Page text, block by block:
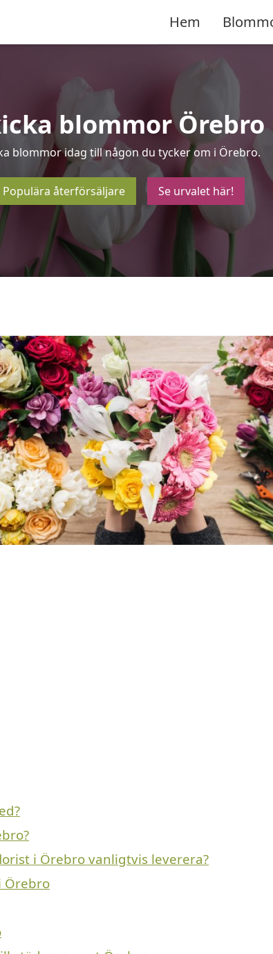
Hem
blommor Örebro
blommor idag till någon du tycker om i Örebro.
Populära återförsäljare Se urvalet här!
i Örebro vanligtvis leverera?
Örebro